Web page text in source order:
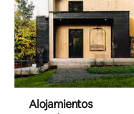
Alojamientos